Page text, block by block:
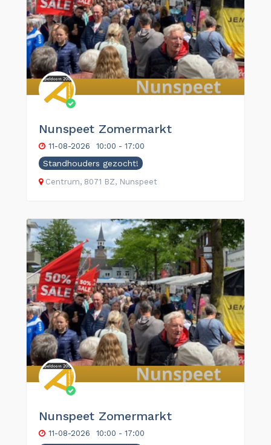
Nunspeet Zomermarkt
11-08-2026 10:00 - 17:00
Standhouders gezocht!
Centrum, 8071 BZ, Nunspeet
Nunspeet Zomermarkt
11-08-2026 10:00 - 17:00